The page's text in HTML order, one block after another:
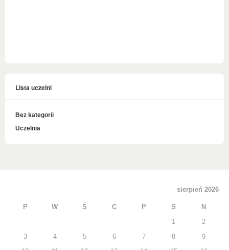
Lista uczelni
Bez kategorii
Uczelnia
sierpień 2026
P W Ś C P S N
1 2
3 4 5 6 7 8 9